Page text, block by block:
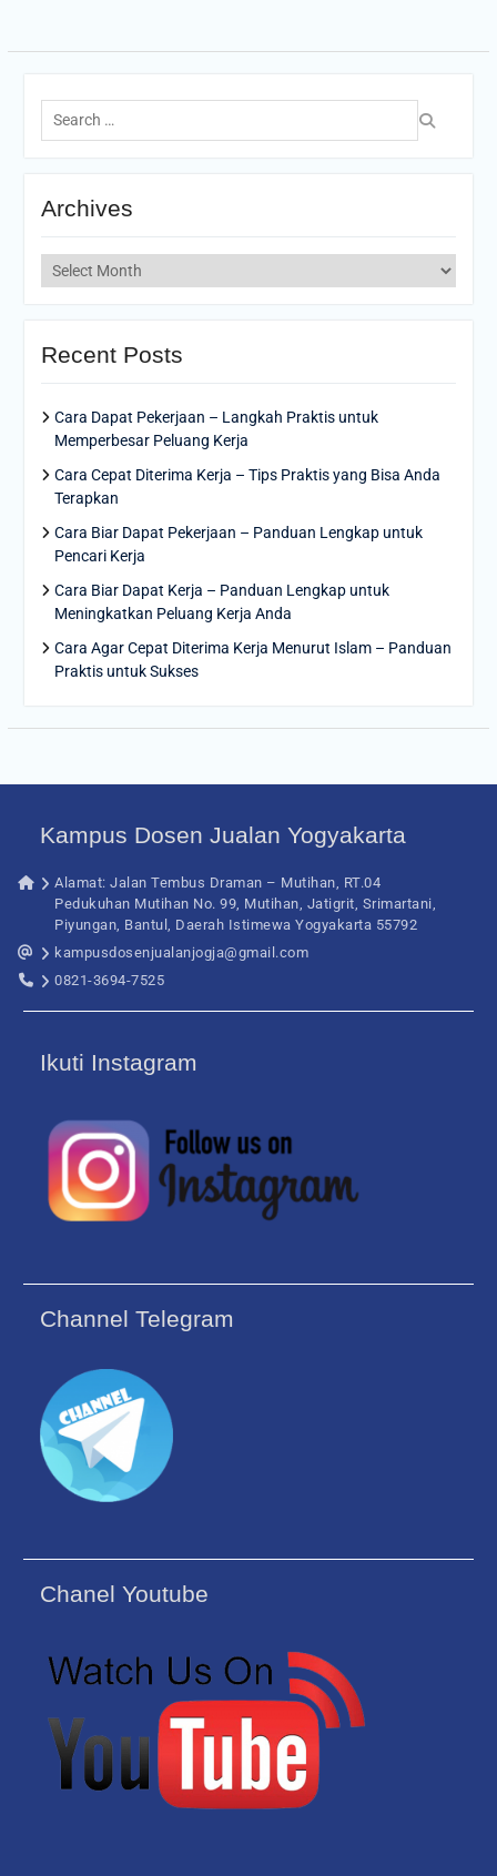
Search
for:
Archives
Archives
Recent Posts
Cara Dapat Pekerjaan – Langkah Praktis untuk
Memperbesar Peluang Kerja
Cara Cepat Diterima Kerja – Tips Praktis yang Bisa Anda
Terapkan
Cara Biar Dapat Pekerjaan – Panduan Lengkap untuk
Pencari Kerja
Cara Biar Dapat Kerja – Panduan Lengkap untuk
Meningkatkan Peluang Kerja Anda
Cara Agar Cepat Diterima Kerja Menurut Islam – Panduan
Praktis untuk Sukses
Kampus Dosen Jualan Yogyakarta
Alamat: Jalan Tembus Draman – Mutihan, RT.04
Pedukuhan Mutihan No. 99, Mutihan, Jatigrit, Srimartani,
Piyungan, Bantul, Daerah Istimewa Yogyakarta 55792
kampusdosenjualanjogja@gmail.com
0821-3694-7525
Ikuti Instagram
Channel Telegram
Chanel Youtube